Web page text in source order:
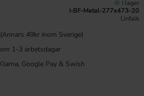
I lager
I-BF-Metal-277x473-20
Linfalk
49kr inom Sverige)
1-3 arbetsdagar
Google Pay & Swish